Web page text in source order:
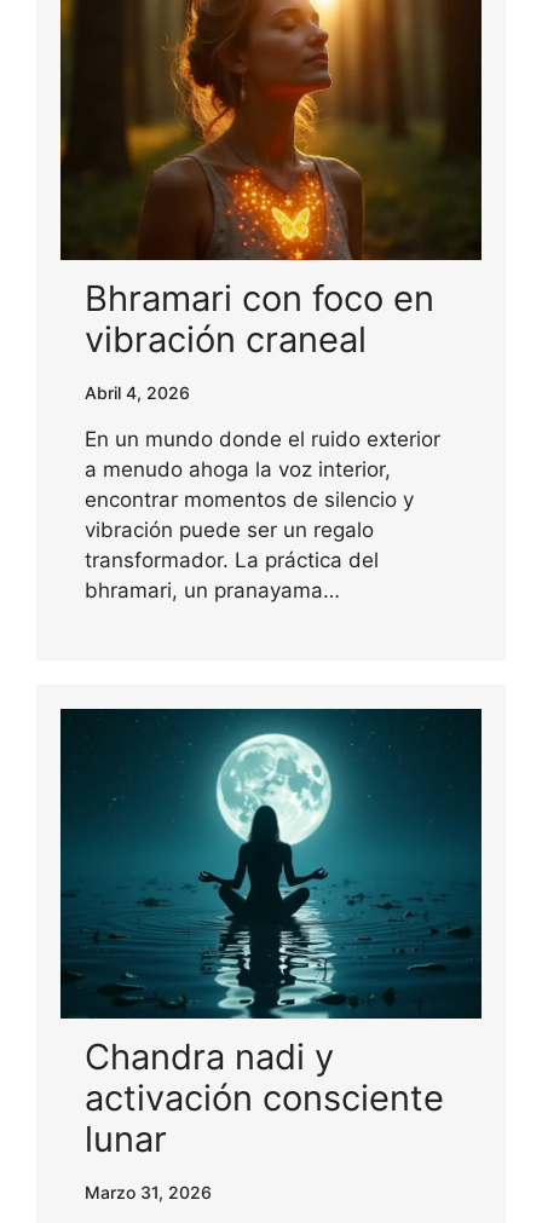
Bhramari con foco en
vibración craneal
Abril 4, 2026
En un mundo donde el ruido exterior
a menudo ahoga la voz interior,
encontrar momentos de silencio y
vibración puede ser un regalo
transformador. La práctica del
bhramari, un pranayama…
Chandra nadi y
activación consciente
lunar
Marzo 31, 2026